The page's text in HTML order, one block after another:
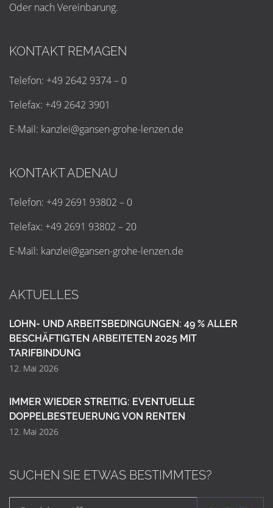
Oder nach Vereinbarung.
KONTAKT REMAGEN
Telefon: +49 2642 9374 – 0
Telefax: +49 2642 3901
E-Mail: kanzlei@gansen-grohe-lenzen.de
KONTAKT ADENAU
Telefon: +49 2691 93802 – 0
Telefax: +49 2691 93802 – 20
E-Mail: kanzlei@gansen-grohe-lenzen.de
AKTUELLES
LOHN- UND ARBEITSBEDINGUNGEN: 49 % ALLER
BESCHÄFTIGTEN ARBEITETEN 2025 MIT
TARIFBINDUNG
12. Mai 2026
IMMER WIEDER STREITIG: EVENTUELLE
DOPPELBESTEUERUNG VON RENTEN
12. Mai 2026
SUCHEN SIE ETWAS BESTIMMTES?